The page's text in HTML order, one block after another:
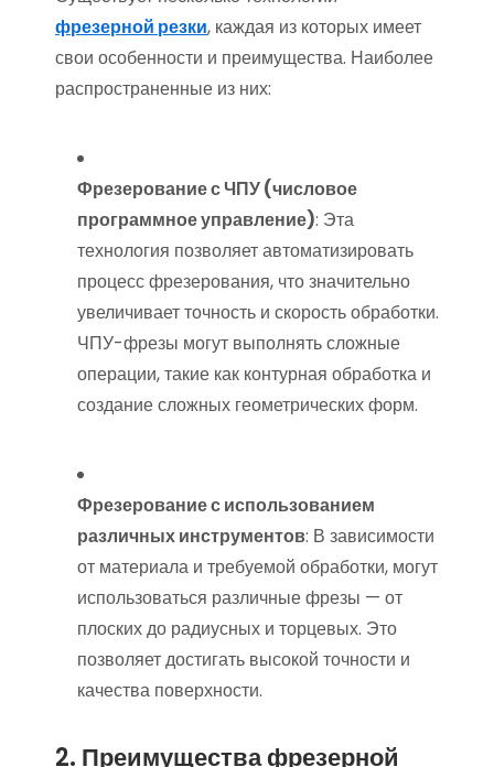
фрезерной резки, каждая из которых имеет
свои особенности и преимущества. Наиболее
распространенные из них:
Фрезерование с ЧПУ (числовое
программное управление): Эта
технология позволяет автоматизировать
процесс фрезерования, что значительно
увеличивает точность и скорость обработки.
ЧПУ-фрезы могут выполнять сложные
операции, такие как контурная обработка и
создание сложных геометрических форм.
Фрезерование с использованием
различных инструментов: В зависимости
от материала и требуемой обработки, могут
использоваться различные фрезы — от
плоских до радиусных и торцевых. Это
позволяет достигать высокой точности и
качества поверхности.
2. Преимущества фрезерной